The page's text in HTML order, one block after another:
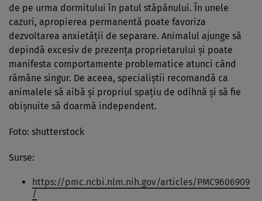
de pe urma dormitului în patul stăpânului. În unele
cazuri, apropierea permanentă poate favoriza
dezvoltarea anxietății de separare. Animalul ajunge să
depindă excesiv de prezența proprietarului și poate
manifesta comportamente problematice atunci când
rămâne singur. De aceea, specialiștii recomandă ca
animalele să aibă și propriul spațiu de odihnă și să fie
obișnuite să doarmă independent.
Foto: shutterstock
Surse:
https://pmc.ncbi.nlm.nih.gov/articles/PMC9606909
/